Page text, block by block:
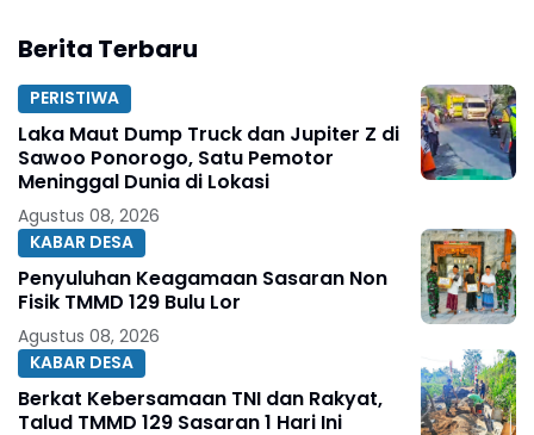
Berita Terbaru
PERISTIWA
Laka Maut Dump Truck dan Jupiter Z di
Sawoo Ponorogo, Satu Pemotor
Meninggal Dunia di Lokasi
Agustus 08, 2026
KABAR DESA
Penyuluhan Keagamaan Sasaran Non
Fisik TMMD 129 Bulu Lor
Agustus 08, 2026
KABAR DESA
Berkat Kebersamaan TNI dan Rakyat,
Talud TMMD 129 Sasaran 1 Hari Ini